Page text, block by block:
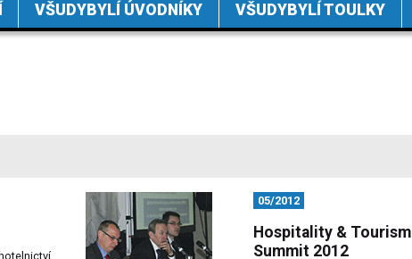
VŠUDYBYLÍ ÚVODNÍKY VŠUDYBYLÍ TOULKY
05/2012
Hospitality & Tourism
Summit 2012